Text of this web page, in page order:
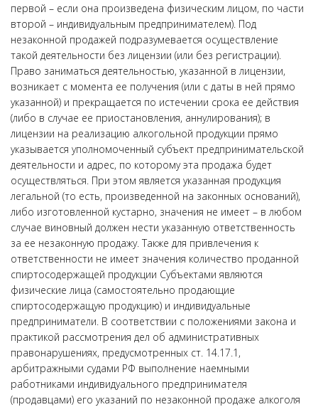
первой – если она произведена физическим лицом, по части
второй – индивидуальным предпринимателем). Под
незаконной продажей подразумевается осуществление
такой деятельности без лицензии (или без регистрации).
Право заниматься деятельностью, указанной в лицензии,
возникает с момента ее получения (или с даты в ней прямо
указанной) и прекращается по истечении срока ее действия
(либо в случае ее приостановления, аннулирования); в
лицензии на реализацию алкогольной продукции прямо
указывается уполномоченный субъект предпринимательской
деятельности и адрес, по которому эта продажа будет
осуществляться. При этом является указанная продукция
легальной (то есть, произведенной на законных оснований),
либо изготовленной кустарно, значения не имеет – в любом
случае виновный должен нести указанную ответственность
за ее незаконную продажу. Также для привлечения к
ответственности не имеет значения количество проданной
спиртосодержащей продукции Субъектами являются
физические лица (самостоятельно продающие
спиртосодержащую продукцию) и индивидуальные
предприниматели. В соответствии с положениями закона и
практикой рассмотрения дел об административных
правонарушениях, предусмотренных ст. 14.17.1,
арбитражными судами РФ выполнение наемными
работниками индивидуального предпринимателя
(продавцами) его указаний по незаконной продаже алкоголя